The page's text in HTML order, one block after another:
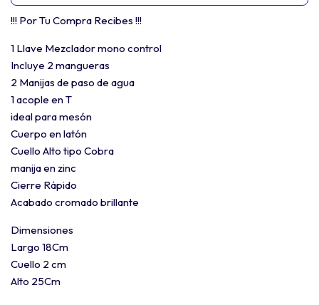
!!! Por Tu Compra Recibes !!!
1 Llave Mezclador mono control
Incluye 2 mangueras
2 Manijas de paso de agua
1 acople en T
ideal para mesón
Cuerpo en latón
Cuello Alto tipo Cobra
manija en zinc
Cierre Rápido
Acabado cromado brillante
Dimensiones
Largo 18Cm
Cuello 2 cm
Alto 25Cm